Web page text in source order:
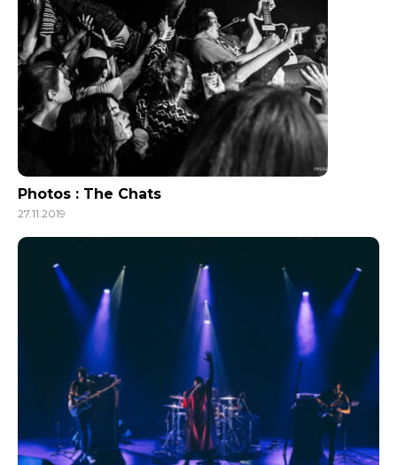
Photos : The Chats
27.11.2019